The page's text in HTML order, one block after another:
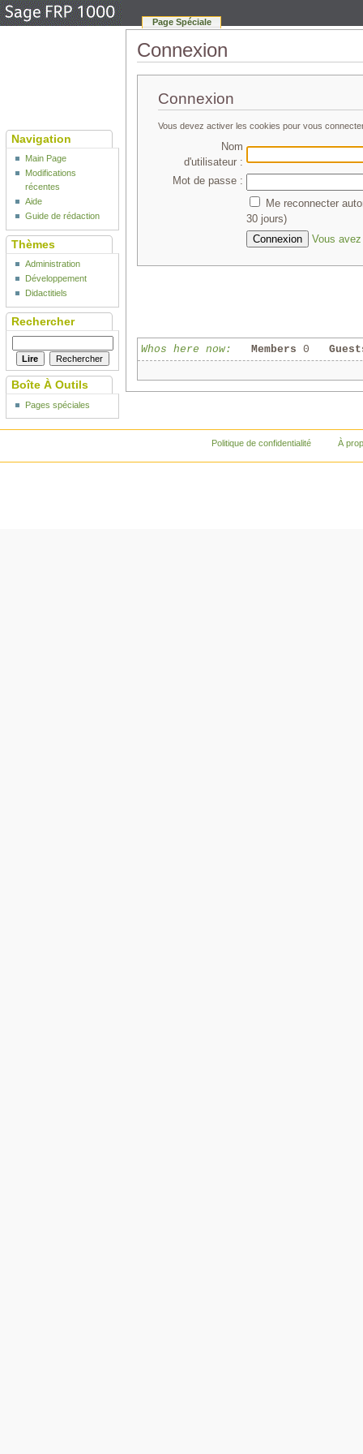
Connexion
Connexion
Vous devez activer les cookies pour vous
Nom
d'utilisateur :
Mot de passe :
Me reconnecter
30 jours)
Vous
Whos here now: Members 0
Page Spéciale
Navigation
Main Page
Modifications
récentes
Aide
Guide de rédaction
Thèmes
Administration
Développement
Didactitiels
Rechercher
Boîte À Outils
Pages spéciales
Politique de confidentialité À